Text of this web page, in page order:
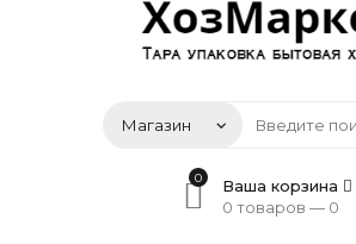
0
Ваша корзина
0 товаров — 0